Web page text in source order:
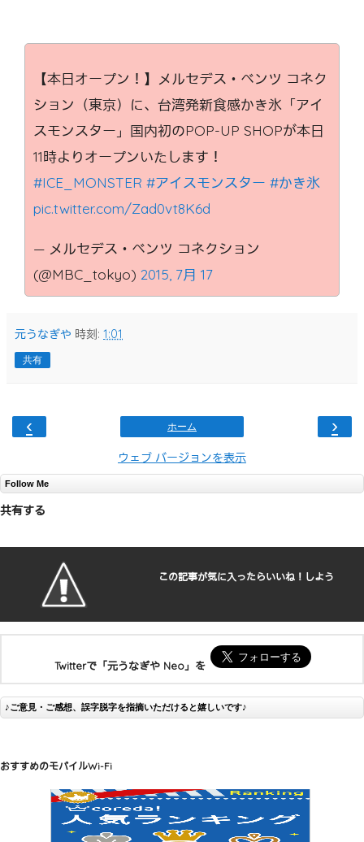
【本日オープン！】メルセデス・ベンツ コネク
ション（東京）に、台湾発新食感かき氷「アイ
スモンスター」国内初のPOP-UP SHOPが本日
11時よりオープンいたします！
#ICE_MONSTER #アイスモンスター #かき氷
pic.twitter.com/Zad0vt8K6d
— メルセデス・ベンツ コネクション
(@MBC_tokyo) 2015, 7月 17
元うなぎや 時刻: 1:01
共有
‹ ›
ホーム
ウェブ バージョンを表示
Follow Me
共有する
この記事が気に入ったらいいね！しよう
Twitterで「元うなぎや Neo」を
♪ご意見・ご感想、誤字脱字を指摘いただけると嬉しいです♪
おすすめのモバイルWi-Fi